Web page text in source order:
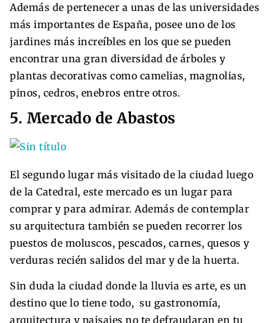
Además de pertenecer a unas de las universidades
más importantes de España, posee uno de los
jardines más increíbles en los que se pueden
encontrar una gran diversidad de árboles y
plantas decorativas como camelias, magnolias,
pinos, cedros, enebros entre otros.
5. Mercado de Abastos
El segundo lugar más visitado de la ciudad luego
de la Catedral, este mercado es un lugar para
comprar y para admirar. Además de contemplar
su arquitectura también se pueden recorrer los
puestos de moluscos, pescados, carnes, quesos y
verduras recién salidos del mar y de la huerta.
Sin duda la ciudad donde la lluvia es arte, es un
destino que lo tiene todo, su gastronomía,
arquitectura y paisajes no te defraudaran en tu